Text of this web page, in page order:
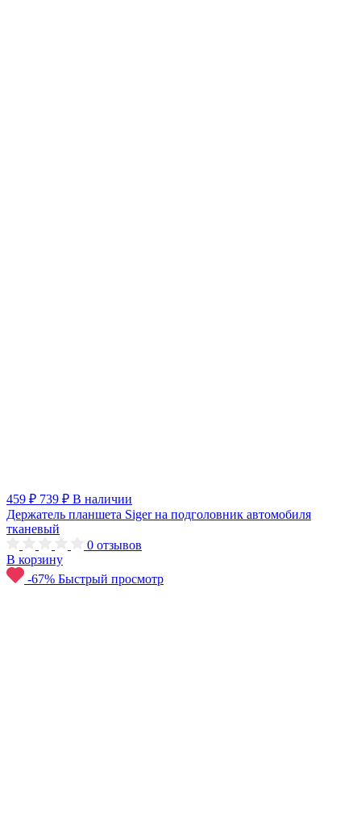
459 ₽ 739 ₽ В наличии
Держатель планшета Siger на подголовник автомобиля
тканевый
0 отзывов
В корзину
-67% Быстрый просмотр